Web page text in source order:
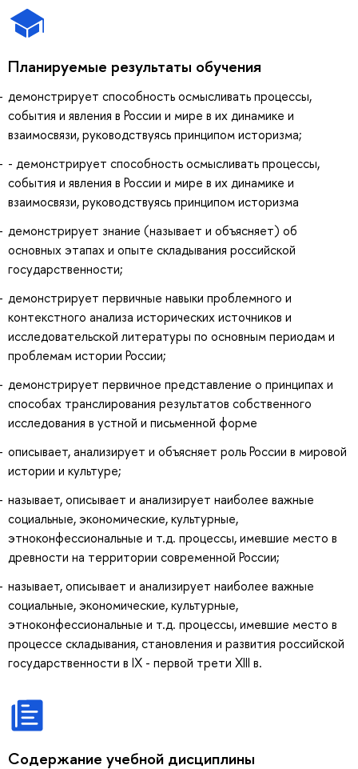
Планируемые результаты обучения
демонстрирует способность осмысливать процессы,
события и явления в России и мире в их динамике и
взаимосвязи, руководствуясь принципом историзма;
- демонстрирует способность осмысливать процессы,
события и явления в России и мире в их динамике и
взаимосвязи, руководствуясь принципом историзма
демонстрирует знание (называет и объясняет) об
основных этапах и опыте складывания российской
государственности;
демонстрирует первичные навыки проблемного и
контекстного анализа исторических источников и
исследовательской литературы по основным периодам и
проблемам истории России;
демонстрирует первичное представление о принципах и
способах транслирования результатов собственного
исследования в устной и письменной форме
описывает, анализирует и объясняет роль России в мировой
истории и культуре;
называет, описывает и анализирует наиболее важные
социальные, экономические, культурные,
этноконфессиональные и т.д. процессы, имевшие место в
древности на территории современной России;
называет, описывает и анализирует наиболее важные
социальные, экономические, культурные,
этноконфессиональные и т.д. процессы, имевшие место в
процессе складывания, становления и развития российской
государственности в IX - первой трети XIII в.
Содержание учебной дисциплины